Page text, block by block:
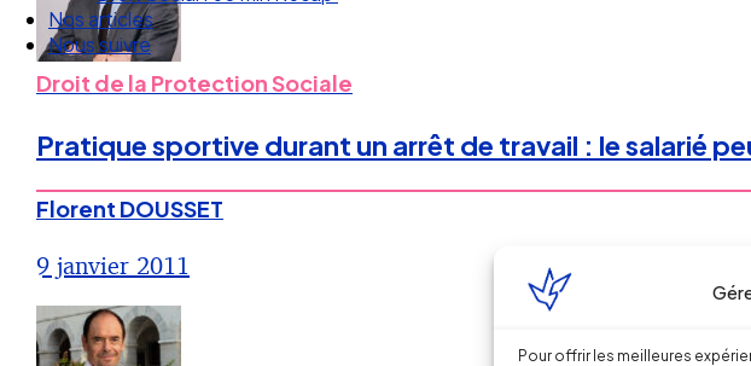
Pour offrir les meilleures
Nos articles
Nous suivre
Droit de la Protection Sociale
Pratique sportive durant un arrêt de travail : le salarié
Florent DOUSSET
9 janvier 2011